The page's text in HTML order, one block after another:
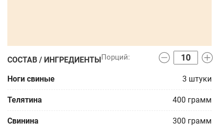
СОСТАВ / ИНГРЕДИЕНТЫ
Ноги свиные 3 штуки
Телятина 400 грамм
Свинина 300 грамм